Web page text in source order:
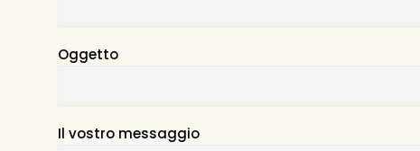
Oggetto
Il vostro messaggio